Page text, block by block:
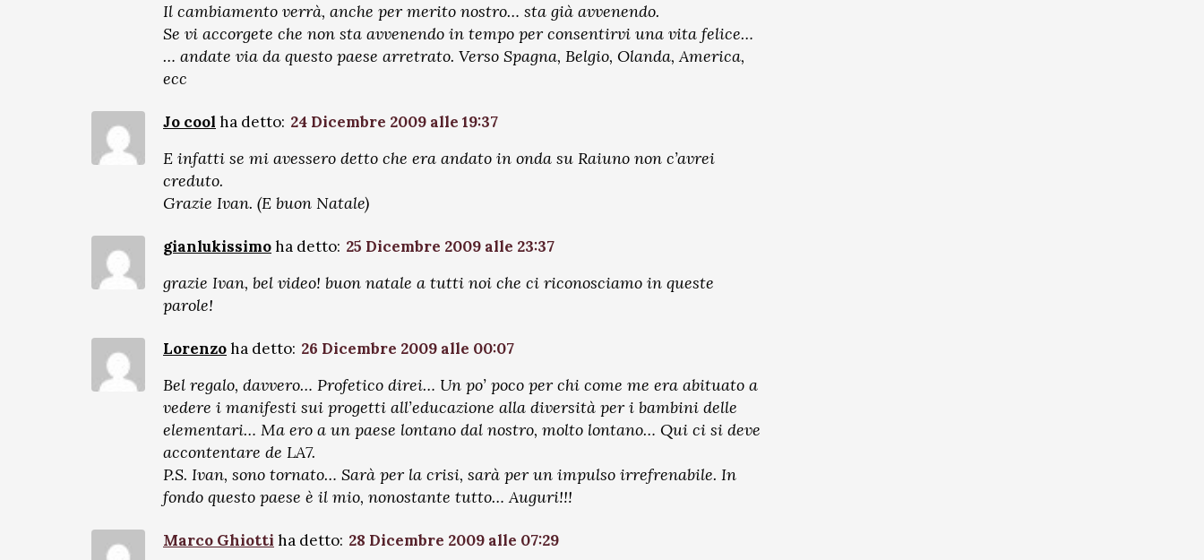
Il cambiamento verrà, anche per merito nostro… sta già avvenendo.
Se vi accorgete che non sta avvenendo in tempo per consentirvi una vita felice…
… andate via da questo paese arretrato. Verso Spagna, Belgio, Olanda, America,
ecc
Jo cool ha detto: 24 Dicembre 2009 alle 19:37
E infatti se mi avessero detto che era andato in onda su Raiuno non c’avrei
creduto.
Grazie Ivan. (E buon Natale)
gianlukissimoha detto: 25 Dicembre 2009 alle 23:37
grazie Ivan, bel video! buon natale a tutti noi che ci riconosciamo in queste
parole!
Lorenzoha detto: 26 Dicembre 2009 alle 00:07
Bel regalo, davvero… Profetico direi… Un po’ poco per chi come me era abituato a
vedere i manifesti sui progetti all’educazione alla diversità per i bambini delle
elementari… Ma ero a un paese lontano dal nostro, molto lontano… Qui ci si deve
accontentare de LA7.
P.S. Ivan, sono tornato… Sarà per la crisi, sarà per un impulso irrefrenabile. In
fondo questo paese è il mio, nonostante tutto… Auguri!!!
Marco Ghiotti ha detto: 28 Dicembre 2009 alle 07:29